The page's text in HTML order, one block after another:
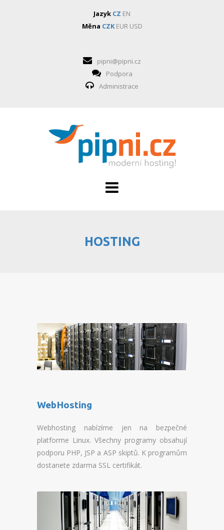
Jazyk CZ EN
Měna CZK EUR USD
pipni@pipni.cz
Podpora
Administrace
PŘEHLED WEBHOSTINGU
PŘEHLED RESELLERHOSTINGU
REGISTRACE RESELLHOSTINGU
PŘEHLED MULTIHOSTINGU
REGISTRACE SSD WEBHOSTINGU
PŘEVOD NA PLACENÝ SSD
PŘEHLED SSD MULTIHOSTINGU
REGISTRACE SSD MULTIHOSTINGU
HOSTING
WebHosting
Webhosting nabízíme jen na bezpečné
platforme Linux. Všechny programy obsahují
podporu PHP, JSP a ASP skiptů. K programům
dostanete zdarma SSL certifikát.